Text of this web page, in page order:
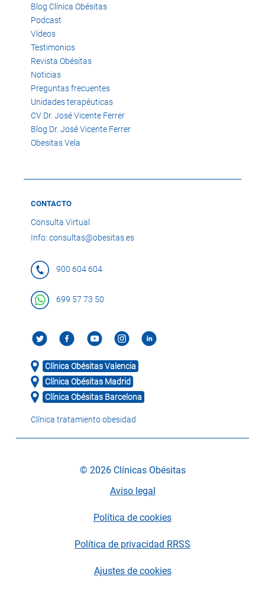
Blog Clínica Obésitas
Podcast
Vídeos
Testimonios
Revista Obésitas
Noticias
Preguntas frecuentes
Unidades terapéuticas
CV Dr. José Vicente Ferrer
Blog Dr. José Vicente Ferrer
Obesitas Vela
CONTACTO
Consulta Virtual
Info: consultas@obesitas.es
900 604 604
699 57 73 50
Clínica Obésitas Valencia
Clínica Obésitas Madrid
Clínica Obésitas Barcelona
Clínica tratamiento obesidad
© 2026 Clínicas Obésitas
Aviso legal
Política de cookies
Política de privacidad RRSS
Ajustes de cookies